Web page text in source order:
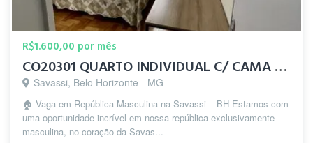
R$1.600,00 por mês
CO20301 QUARTO INDIVIDUAL C/ CAMA DE CASAL SAVASSI
Savassi, Belo Horizonte - MG
🏠 Vaga em República Masculina na Savassi – BH Estamos com
uma oportunidade incrível em nossa república exclusivamente
masculina, no coração da Savas...